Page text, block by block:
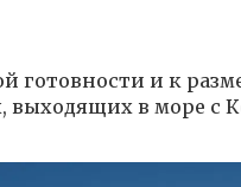
готовности и к
выходящих в море с